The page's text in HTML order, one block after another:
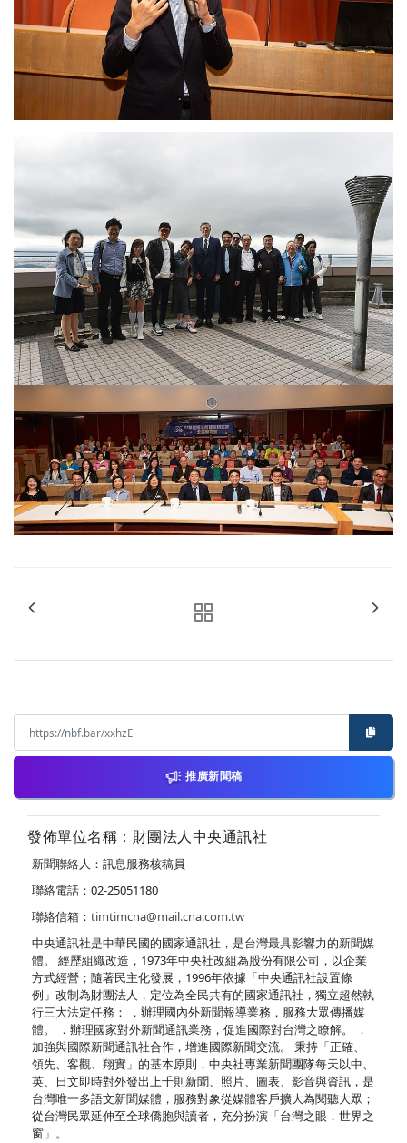
推廣新聞稿
發佈單位名稱：財團法人中央通訊社
新聞聯絡人：訊息服務核稿員
聯絡電話：02-25051180
聯絡信箱： timtimcna@mail.cna.com.tw
中央通訊社是中華民國的國家通訊社，是台灣最具影響力的新聞媒
體。 經歷組織改造，1973年中央社改組為股份有限公司，以企業
方式經營；隨著民主化發展，1996年依據「中央通訊社設置條
例」改制為財團法人，定位為全民共有的國家通訊社，獨立超然執
行三大法定任務： ．辦理國內外新聞報導業務，服務大眾傳播媒
體。 ．辦理國家對外新聞通訊業務，促進國際對台灣之瞭解。 ．
加強與國際新聞通訊社合作，增進國際新聞交流。 秉持「正確、
領先、客觀、翔實」的基本原則，中央社專業新聞團隊每天以中、
英、日文即時對外發出上千則新聞、照片、圖表、影音與資訊，是
台灣唯一多語文新聞媒體，服務對象從媒體客戶擴大為閱聽大眾；
從台灣民眾延伸至全球僑胞與讀者，充分扮演「台灣之眼，世界之
窗」。